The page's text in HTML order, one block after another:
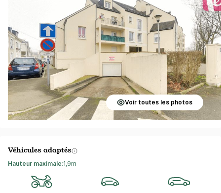
Voir toutes les photos
Véhicules adaptés
Hauteur maximale:1,9m